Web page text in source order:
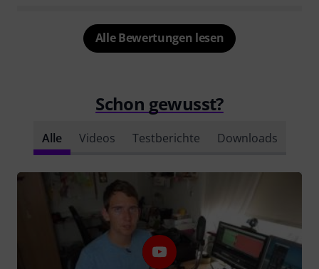
Alle Bewertungen lesen
Schon gewusst?
Alle Videos Testberichte Downloads